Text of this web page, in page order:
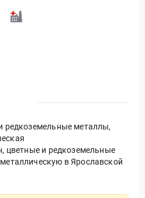
редкоземельные металлы,
цветные и редкоземельные
в Ярославской